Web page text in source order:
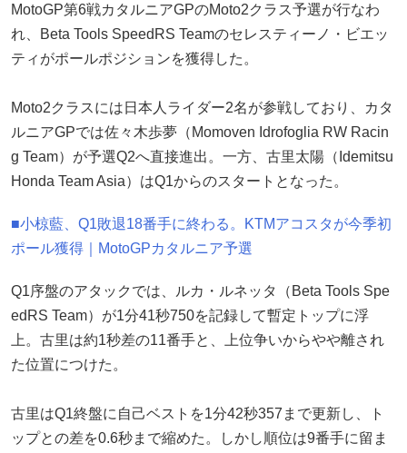
MotoGP第6戦カタルニアGPのMoto2クラス予選が行なわ
れ、Beta Tools SpeedRS Teamのセレスティーノ・ビエッ
ティがポールポジションを獲得した。
Moto2クラスには日本人ライダー2名が参戦しており、カタ
ルニアGPでは佐々木歩夢（Momoven Idrofoglia RW Racin
g Team）が予選Q2へ直接進出。一方、古里太陽（Idemitsu
Honda Team Asia）はQ1からのスタートとなった。
■小椋藍、Q1敗退18番手に終わる。KTMアコスタが今季初
ポール獲得｜MotoGPカタルニア予選
Q1序盤のアタックでは、ルカ・ルネッタ（Beta Tools Spe
edRS Team）が1分41秒750を記録して暫定トップに浮
上。古里は約1秒差の11番手と、上位争いからやや離され
た位置につけた。
古里はQ1終盤に自己ベストを1分42秒357まで更新し、ト
ップとの差を0.6秒まで縮めた。しかし順位は9番手に留ま